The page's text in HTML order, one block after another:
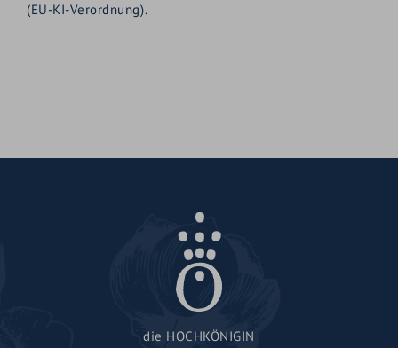
(EU-KI-Verordnung).
die HOCHKÖNIGIN